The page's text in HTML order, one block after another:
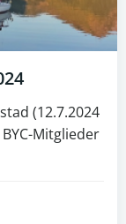
(12.7.2024
Mitglieder